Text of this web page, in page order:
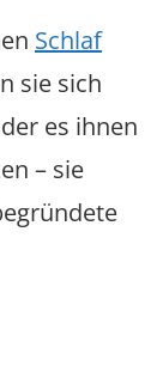
Schlaf
sie sich
es ihnen
– sie